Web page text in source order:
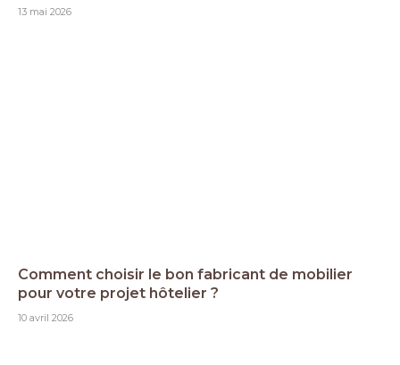
13 mai 2026
Comment choisir le bon fabricant de mobilier
pour votre projet hôtelier ?
10 avril 2026